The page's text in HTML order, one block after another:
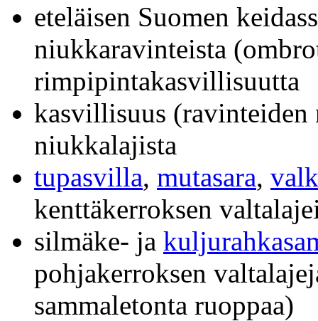
eteläisen Suomen
niukkaravinteista
rimpipintakasvillisuutta
kasvillisuus
niukkalajista
tupasvilla, mutasara,
kenttäkerroksen
silmäke- ja
pohjakerroksen
sammaletonta ruoppaa)